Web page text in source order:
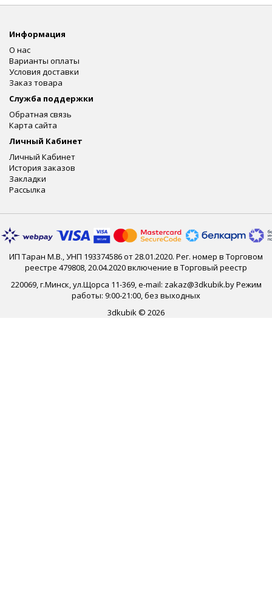
Информация
О нас
Варианты оплаты
Условия доставки
Заказ товара
Служба поддержки
Обратная связь
Карта сайта
Личный Кабинет
Личный Кабинет
История заказов
Закладки
Рассылка
ИП Таран М.В., УНП 193374586 от 28.01.2020. Рег. номер в Торговом
реестре 479808, 20.04.2020 включение в Торговый реестр
220069, г.Минск, ул.Щорса 11-369, e-mail: zakaz@3dkubik.by Режим
работы: 9:00-21:00, без выходных
3dkubik © 2026